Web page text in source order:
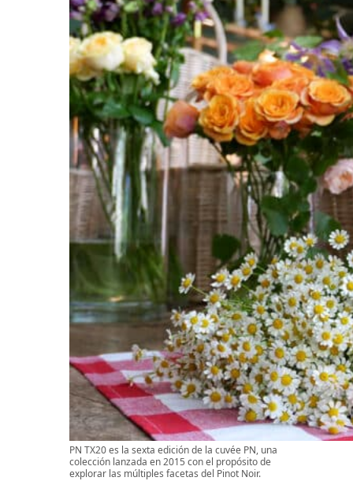
PN TX20 es la sexta edición de la cuvée PN, una
colección lanzada en 2015 con el propósito de
explorar las múltiples facetas del Pinot Noir.